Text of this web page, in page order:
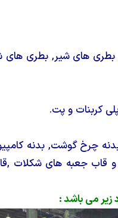
های شیر, بطری های
کربنات و پت.
چرخ گوشت, بدنه
جعبه های شکلات
می باشد :